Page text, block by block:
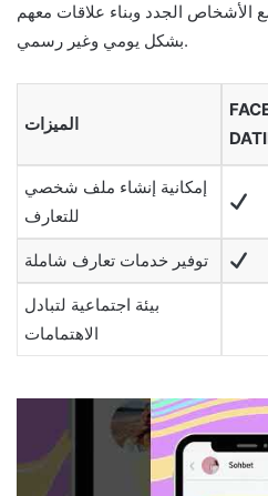
الأشخاص الجدد وبناء علاقات معهم
بشكل يومي وغير رسمي.
الميزات
إمكانية إنشاء ملف شخصي
للتعارف
توفير خدمات تعارف شاملة
بيئة اجتماعية لتبادل
الاهتمامات